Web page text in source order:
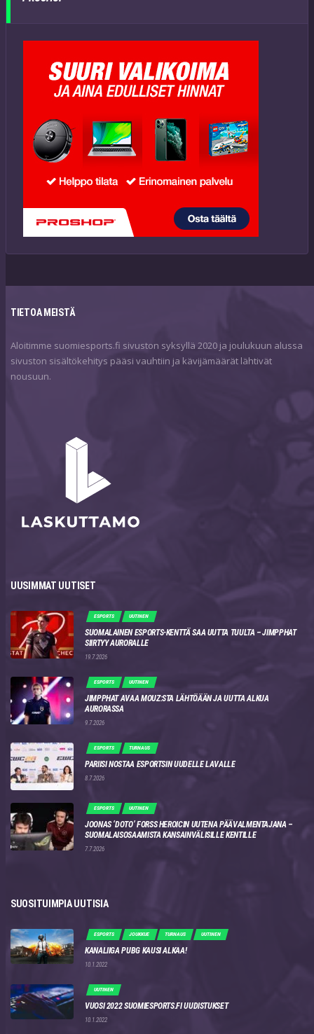
TIETOA MEISTÄ
Aloitimme suomiesports.fi sivuston syksyllä 2020 ja joulukuun alussa
sivuston sisältökehitys pääsi vauhtiin ja kävijämäärät lähtivät
nousuun.
UUSIMMAT UUTISET
ESPORTS UUTINEN
SUOMALAINEN ESPORTS-KENTTÄ SAA UUTTA TUULTA – JIMPPHAT
SIIRTYY AURORALLE
19.7.2026
ESPORTS UUTINEN
JIMPPHAT AVAA MOUZ:STA LÄHTÖÄÄN JA UUTTA ALKUA
AURORASSA
9.7.2026
ESPORTS TURNAUS
PARIISI NOSTAA ESPORTSIN UUDELLE LAVALLE
8.7.2026
ESPORTS UUTINEN
JOONAS ‘DOTO’ FORSS HEROICIN UUTENA PÄÄVALMENTAJANA –
SUOMALAISOSAAMISTA KANSAINVÄLISILLE KENTILLE
7.7.2026
SUOSITUIMPIA UUTISIA
ESPORTS JOUKKUE TURNAUS UUTINEN
KANALIIGA PUBG KAUSI ALKAA!
10.1.2022
UUTINEN
VUOSI 2022 SUOMIESPORTS.FI UUDISTUKSET
10.1.2022